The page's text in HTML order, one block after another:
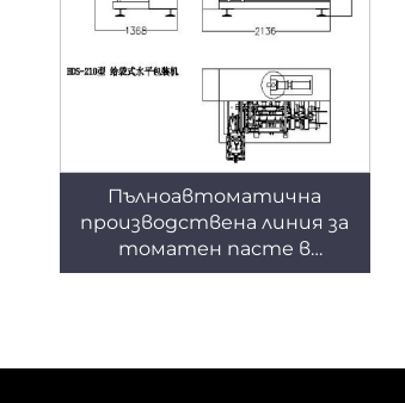
Пълноавтоматична
производствена линия за
томатен пасте в
торбички за висок